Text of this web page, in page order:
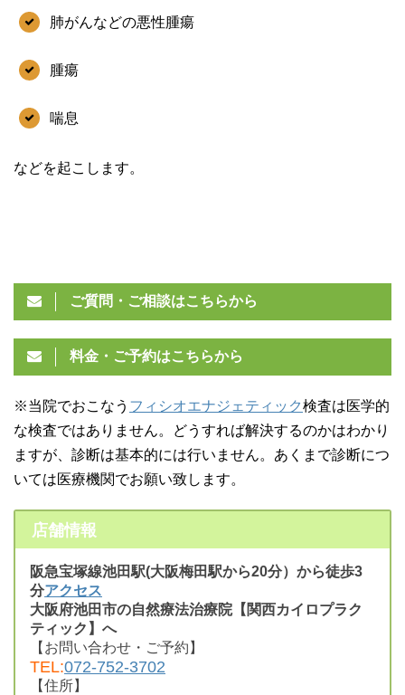
肺がんなどの悪性腫瘍
腫瘍
喘息
などを起こします。
ご質問・ご相談はこちらから
料金・ご予約はこちらから
※当院でおこなう フィシオエナジェティック検査は医学的
な検査ではありません。どうすれば解決するのかはわかり
ますが、診断は基本的には行いません。あくまで診断につ
いては医療機関でお願い致します。
店舗情報
阪急宝塚線池田駅(大阪梅田駅から20分）から徒歩3
分アクセス
大阪府池田市の自然療法治療院【関西カイロプラク
ティック】へ
【お問い合わせ・ご予約】
TEL:072-752-3702
【住所】